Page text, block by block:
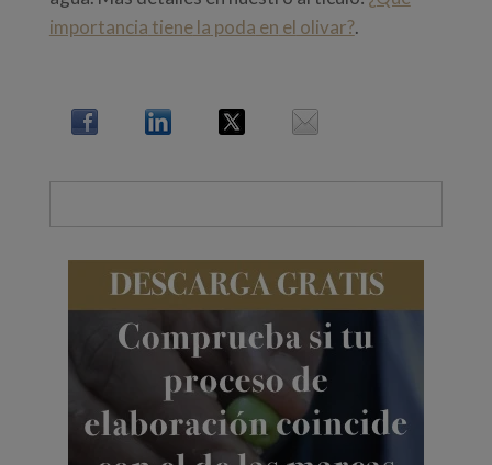
importancia tienela poda en el olivar?.